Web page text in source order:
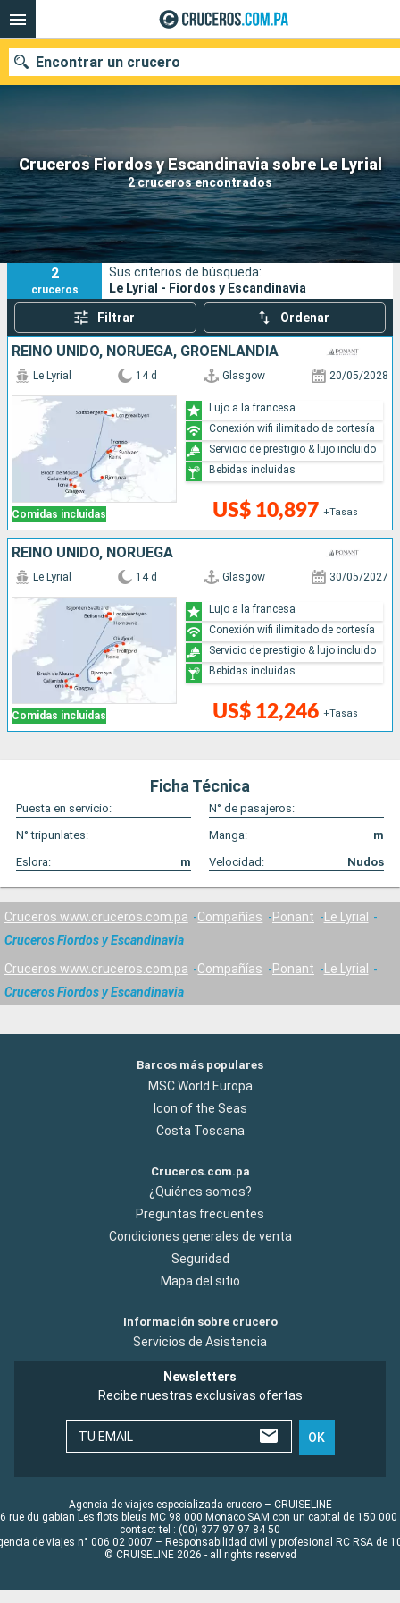
Cruceros Fiordos y Escandinavia sobre Le Lyrial
2 cruceros encontrados
Encontrar un crucero
Nuestros destinos
Fecha de salida
Puertos Compañías
Buscar
2
cruceros
Sus criterios de búsqueda:
Le Lyrial - Fiordos y Escandinavia
Filtrar Ordenar
REINO UNIDO, NORUEGA, GROENLANDIA
Comidas incluidas
Le Lyrial 14 d Glasgow 20/05/2028
US$ 10,897 +Tasas
Lujo a la francesa
Conexión wifi ilimitado de cortesía
Servicio de prestigio & lujo incluido
Bebidas incluidas
REINO UNIDO, NORUEGA
Comidas incluidas
Le Lyrial 14 d Glasgow 30/05/2027
US$ 12,246 +Tasas
Lujo a la francesa
Conexión wifi ilimitado de cortesía
Servicio de prestigio & lujo incluido
Bebidas incluidas
Ficha Técnica
Puesta en servicio:
N° de pasajeros:
N° tripunlates:
Manga:
m
Eslora:
m Velocidad: Nudos
Cruceros www.cruceros.com.pa Compañías Ponant
Le Lyrial
Cruceros Fiordos y Escandinavia
Cruceros www.cruceros.com.pa Compañías Ponant
Le Lyrial
Cruceros Fiordos y Escandinavia
Barcos más populares
MSC World Europa
Icon of the Seas
Costa Toscana
Cruceros.com.pa
¿Quiénes somos?
Preguntas frecuentes
Condiciones generales de venta
Seguridad
Mapa del sitio
Información sobre crucero
Servicios de Asistencia
Newsletters
Recibe nuestras exclusivas ofertas
TU EMAIL OK
Agencia de viajes especializada crucero – CRUISELINE
rue du gabian Les flots bleus MC 98 000 Monaco SAM con un capital de 150 000
contact tel : (00) 377 97 97 84 50
de viajes n° 006 02 0007 – Responsabilidad civil y profesional RC RSA de
© CRUISELINE 2026 - all rights reserved